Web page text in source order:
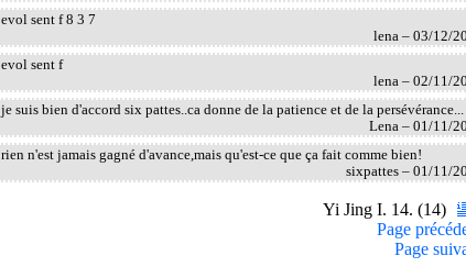
evol sent f 8 3 7
lena – 03/12/
evol sent f
lena – 02/11/
je suis bien d'accord six pattes..ca donne de la patience et de la persévérance...
Lena – 01/11/
rien n'est jamais gagné d'avance,mais qu'est-ce que ça fait comme bien!
sixpattes – 01/11/
Yi Jing I. 14. (14)
Page
Page